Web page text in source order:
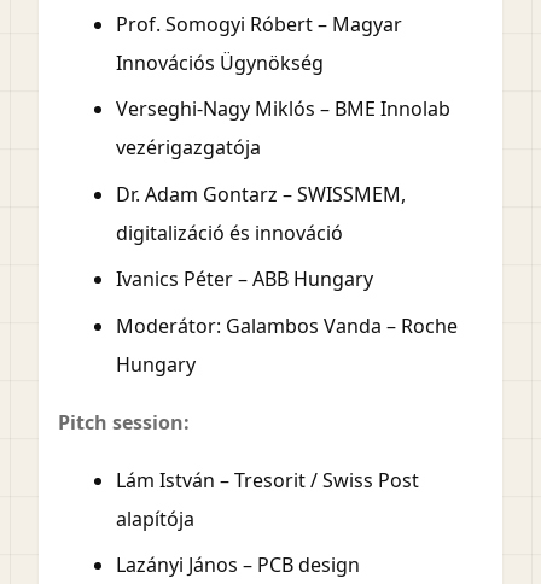
Prof. Somogyi Róbert – Magyar
Innovációs Ügynökség
Verseghi-Nagy Miklós – BME Innolab
vezérigazgatója
Dr. Adam Gontarz – SWISSMEM,
digitalizáció és innováció
Ivanics Péter – ABB Hungary
Moderátor: Galambos Vanda – Roche
Hungary
Pitch session:
Lám István – Tresorit / Swiss Post
alapítója
Lazányi János – PCB design